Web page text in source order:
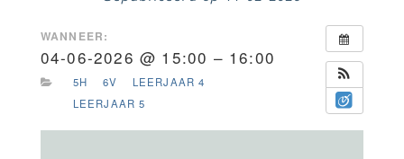
WANNEER:
04-06-2026 @ 15:00 – 16:00
5H 6V
LEERJAAR 4
LEERJAAR 5